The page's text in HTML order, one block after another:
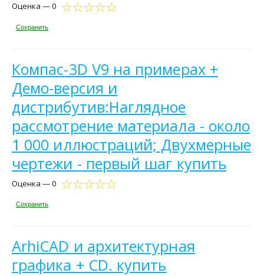
Оценка — 0
Сохранить
Компас-3D V9 на примерах +
Демо-версия и
дистрибутив:Наглядное
рассмотрение материала - около
1 000 иллюстраций; Двухмерные
чертежи - первый шаг купить
Оценка — 0
Сохранить
ArhiCAD и архитектурная
графика + CD. купить